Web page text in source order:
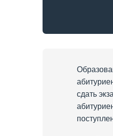
сдать